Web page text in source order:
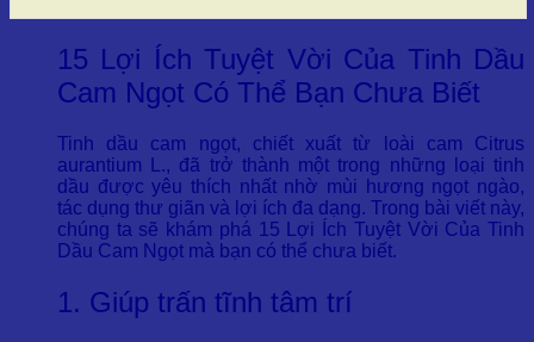
15 Lợi Ích Tuyệt Vời Của Tinh Dầu
Cam Ngọt Có Thể Bạn Chưa Biết
Tinh dầu cam ngọt, chiết xuất từ loài cam Citrus
aurantium L., đã trở thành một trong những loại tinh
dầu được yêu thích nhất nhờ mùi hương ngọt ngào,
tác dụng thư giãn và lợi ích đa dạng. Trong bài viết này,
chúng ta sẽ khám phá 15 Lợi Ích Tuyệt Vời Của Tinh
Dầu Cam Ngọt mà bạn có thể chưa biết.
1. Giúp trấn tĩnh tâm trí